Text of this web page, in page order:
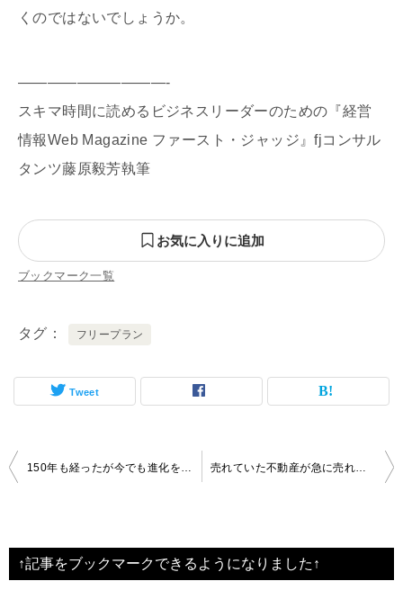
くのではないでしょうか。
——————————-
スキマ時間に読めるビジネスリーダーのための『経営
情報Web Magazine ファースト・ジャッジ』fjコンサル
タンツ藤原毅芳執筆
お気に入りに追加
ブックマーク一覧
タグ フリープラン
Tweet
投
ビ
ゲ
↑記事をブックマークできるようになりました↑